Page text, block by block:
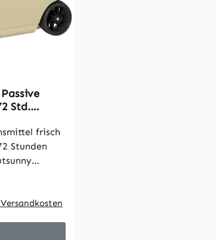
Std.
Rädernfrisch
Stunden
verfügt –
Roadtrips!